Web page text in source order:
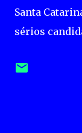
Santa
sérios